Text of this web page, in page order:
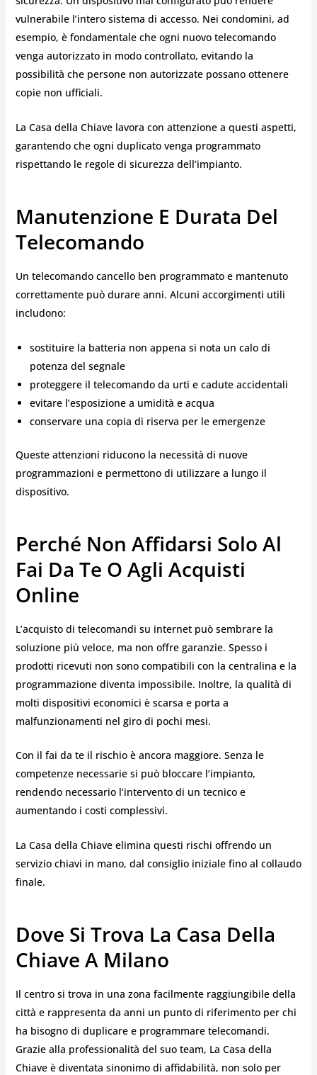
vulnerabile l’intero sistema di accesso. Nei condomini, ad
esempio, è fondamentale che ogni nuovo telecomando
venga autorizzato in modo controllato, evitando la
possibilità che persone non autorizzate possano ottenere
copie non ufficiali.
La Casa della Chiave lavora con attenzione a questi aspetti,
garantendo che ogni duplicato venga programmato
rispettando le regole di sicurezza dell’impianto.
Manutenzione E Durata Del
Telecomando
Un telecomando cancello ben programmato e mantenuto
correttamente può durare anni. Alcuni accorgimenti utili
includono:
sostituire la batteria non appena si nota un calo di
potenza del segnale
proteggere il telecomando da urti e cadute accidentali
evitare l’esposizione a umidità e acqua
conservare una copia di riserva per le emergenze
Queste attenzioni riducono la necessità di nuove
programmazioni e permettono di utilizzare a lungo il
dispositivo.
Perché Non Affidarsi Solo Al
Fai Da Te O Agli Acquisti
Online
L’acquisto di telecomandi su internet può sembrare la
soluzione più veloce, ma non offre garanzie. Spesso i
prodotti ricevuti non sono compatibili con la centralina e la
programmazione diventa impossibile. Inoltre, la qualità di
molti dispositivi economici è scarsa e porta a
malfunzionamenti nel giro di pochi mesi.
Con il fai da te il rischio è ancora maggiore. Senza le
competenze necessarie si può bloccare l’impianto,
rendendo necessario l’intervento di un tecnico e
aumentando i costi complessivi.
La Casa della Chiave elimina questi rischi offrendo un
servizio chiavi in mano, dal consiglio iniziale fino al collaudo
finale.
Dove Si Trova La Casa Della
Chiave A Milano
Il centro si trova in una zona facilmente raggiungibile della
città e rappresenta da anni un punto di riferimento per chi
ha bisogno di duplicare e programmare telecomandi.
Grazie alla professionalità del suo team, La Casa della
Chiave è diventata sinonimo di affidabilità, non solo per